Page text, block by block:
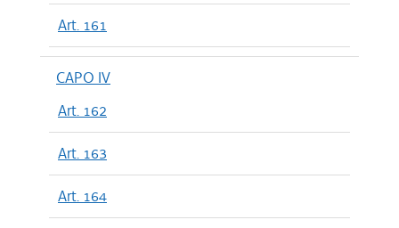
Art. 161
CAPO IV
Art. 162
Art. 163
Art. 164